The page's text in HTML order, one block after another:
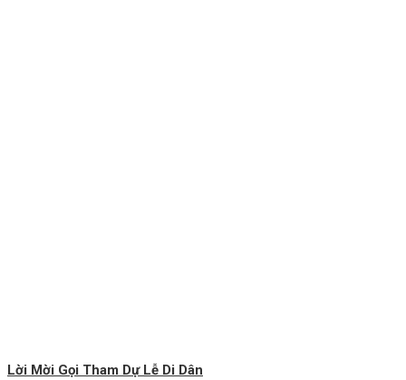
Lời Mời Gọi Tham Dự Lễ Di Dân